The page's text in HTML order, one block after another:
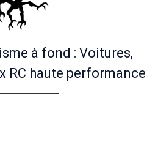
à fond : Voitures,
RC haute performance